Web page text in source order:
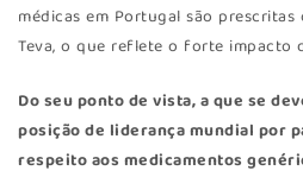
médicas em Portugal são
Teva, o que reflete o forte impacto
Do seu ponto de vista, a que se
posição de liderança mundial por
respeito aos medicamentos